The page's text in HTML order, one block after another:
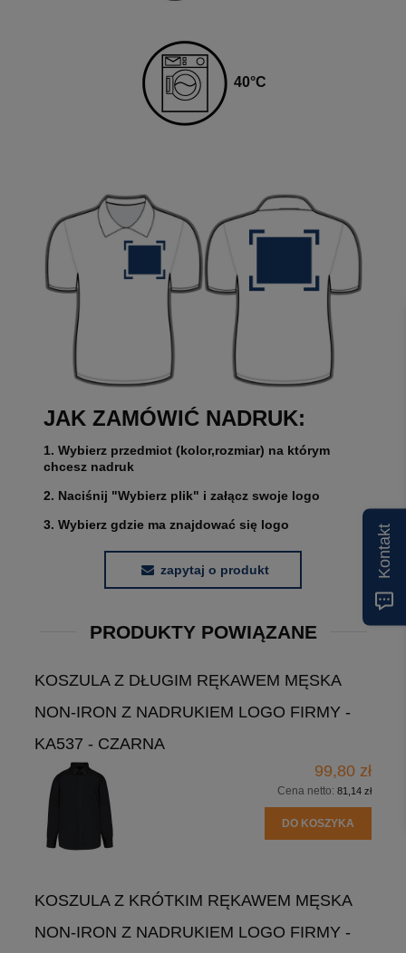
40°C
JAK ZAMÓWIĆ NADRUK:
1. Wybierz przedmiot (kolor,rozmiar) na którym
chcesz nadruk
2. Naciśnij "Wybierz plik" i załącz swoje logo
3. Wybierz gdzie ma znajdować się logo
zapytaj o produkt
PRODUKTY POWIĄZANE
KOSZULA Z DŁUGIM RĘKAWEM MĘSKA
NON-IRON Z NADRUKIEM LOGO FIRMY -
KA537 - CZARNA
99,80 zł
Cena netto: 81,14 zł
DO KOSZYKA
KOSZULA Z KRÓTKIM RĘKAWEM MĘSKA
NON-IRON Z NADRUKIEM LOGO FIRMY -
Kontakt